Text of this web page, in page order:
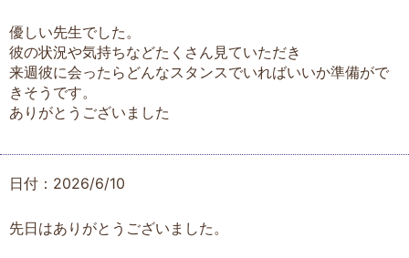
優しい先生でした。
彼の状況や気持ちなどたくさん見ていただき
来週彼に会ったらどんなスタンスでいればいいか準備がで
きそうです。
ありがとうございました
日付：2026/6/10
先日はありがとうございました。